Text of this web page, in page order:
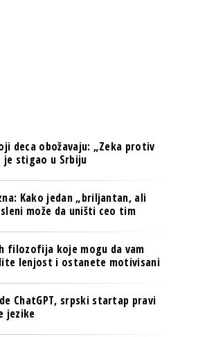
deca obožavaju: „Zeka protiv
je stigao u Srbiju
Kako jedan „briljantan, ali
može da uništi ceo tim
filozofija koje mogu da vam
lenjost i ostanete motivisani
ChatGPT, srpski startap pravi
jezike